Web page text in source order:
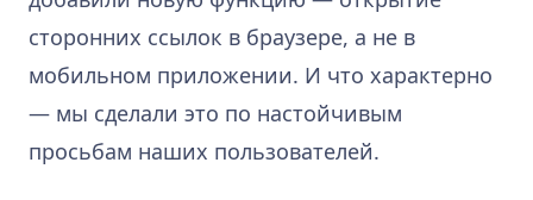
сторонних ссылок в браузере, а не в
мобильном приложении. И что характерно
— мы сделали это по настойчивым
просьбам наших пользователей.